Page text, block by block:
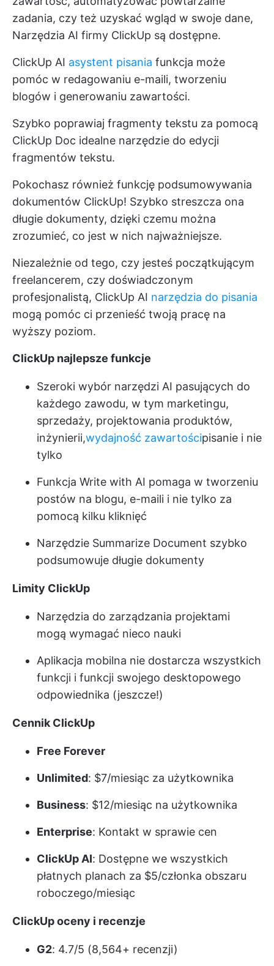
zadania, czy też uzyskać wgląd w swoje dane,
Narzędzia AI firmy ClickUp są dostępne.
ClickUp AI asystent pisania funkcja może
pomóc w redagowaniu e-maili, tworzeniu
blogów i generowaniu zawartości.
Szybko poprawiaj fragmenty tekstu za pomocą
ClickUp Doc idealne narzędzie do edycji
fragmentów tekstu.
Pokochasz również funkcję podsumowywania
dokumentów ClickUp! Szybko streszcza ona
długie dokumenty, dzięki czemu można
zrozumieć, co jest w nich najważniejsze.
Niezależnie od tego, czy jesteś początkującym
freelancerem, czy doświadczonym
profesjonalistą, ClickUp AI narzędzia do pisania
mogą pomóc ci przenieść twoją pracę na
wyższy poziom.
ClickUp najlepsze funkcje
Szeroki wybór narzędzi AI pasujących do
każdego zawodu, w tym marketingu,
sprzedaży, projektowania produktów,
inżynierii,wydajność zawartościpisanie i nie
tylko
Funkcja Write with AI pomaga w tworzeniu
postów na blogu, e-maili i nie tylko za
pomocą kilku kliknięć
Narzędzie Summarize Document szybko
podsumowuje długie dokumenty
Limity ClickUp
Narzędzia do zarządzania projektami
mogą wymagać nieco nauki
Aplikacja mobilna nie dostarcza wszystkich
funkcji i funkcji swojego desktopowego
odpowiednika (jeszcze!)
Cennik ClickUp
Free Forever
Unlimited: $7/miesiąc za użytkownika
Business: $12/miesiąc na użytkownika
Enterprise: Kontakt w sprawie cen
ClickUp AI: Dostępne we wszystkich
płatnych planach za $5/członka obszaru
roboczego/miesiąc
ClickUp oceny i recenzje
G2: 4.7/5 (8,564+ recenzji)